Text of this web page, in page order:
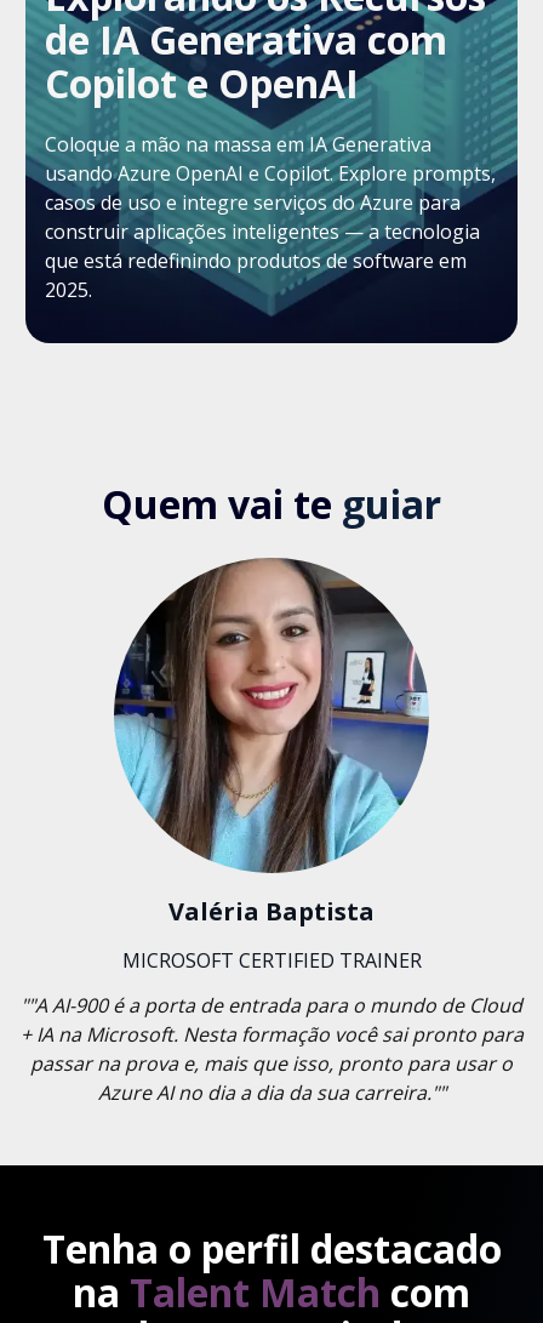
de IA Generativa com
Copilot e OpenAI
Coloque a mão na massa em IA Generativa
usando Azure OpenAI e Copilot. Explore prompts,
casos de uso e integre serviços do Azure para
construir aplicações inteligentes — a tecnologia
que está redefinindo produtos de software em
2025.
Quem vai te guiar
Valéria Baptista
MICROSOFT CERTIFIED TRAINER
""A AI-900 é a porta de entrada para o mundo de Cloud
+ IA na Microsoft. Nesta formação você sai pronto para
passar na prova e, mais que isso, pronto para usar o
Azure AI no dia a dia da sua carreira.""
Tenha o perfil destacado
na Talent Match com